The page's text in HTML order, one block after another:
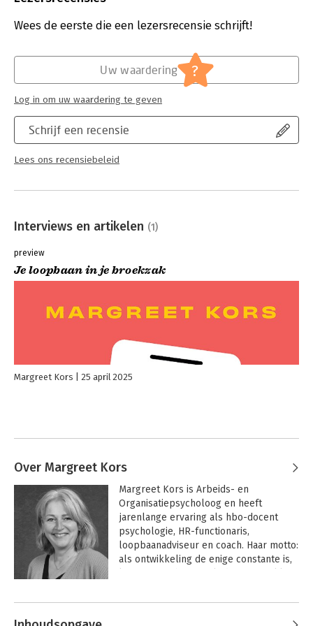
Uitgever:
Uitgeverij Thema
Hoofdrubriek: Werk en loopbaan
Wees de eerste die een lezersrecensie schrijft!
Schrijf een recensie
Lees ons recensiebeleid
Uw waardering ?
Log in om uw waardering te geven
Interviews en artikelen (1)
preview
Je loopbaan in je broekzak
Margreet Kors 25 april 2025
Over Margreet Kors
Margreet Kors is Arbeids- en
Organisatiepsycholoog en heeft
jarenlange ervaring als hbo-docent
psychologie, HR-functionaris,
loopbaanadviseur en coach. Haar motto:
als ontwikkeling de enige constante is,
Andere boeken door Margreet Kors